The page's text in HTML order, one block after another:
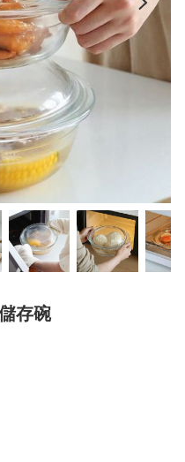
存碗